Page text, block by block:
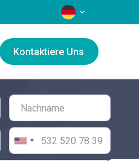
SPRACHEN
Kontaktiere Uns